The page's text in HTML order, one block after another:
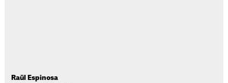
Raül Espinosa